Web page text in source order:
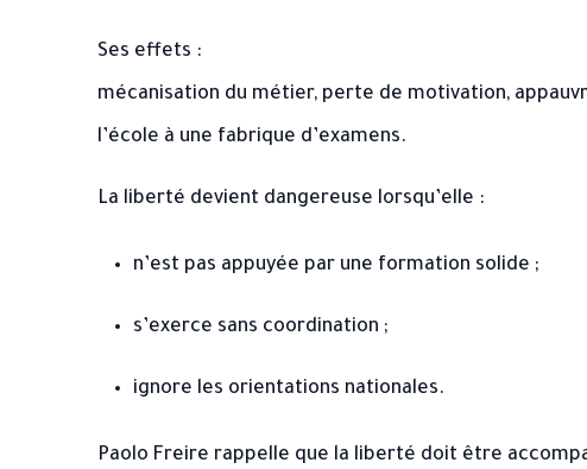
Ses effets :
mécanisation du métier, perte de motivation,
l’école à une fabrique d’examens.
La liberté devient dangereuse lorsqu’elle :
n’est pas appuyée par une formation solide ;
s’exerce sans coordination ;
ignore les orientations nationales.
Paolo Freire rappelle que la liberté doit être